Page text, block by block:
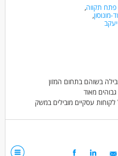
פתח תקווה,
מונוסון,
בשוהם בתחום המזון
מאוד
עסקיים מובילים במשק